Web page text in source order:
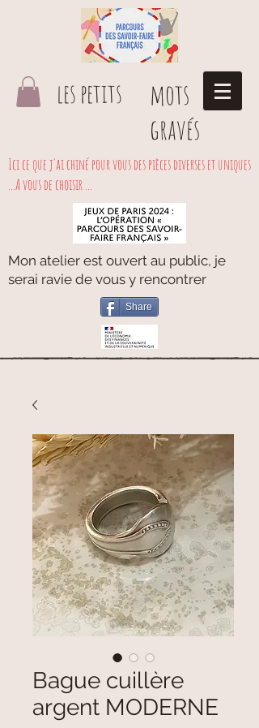
les petits
mots
gravés
Ici ce que j'ai chiné pour vous des pièces diverses et uniques
...A vous de choisir ...
Mon atelier est ouvert au public, je
serai ravie de vous y rencontrer
Share
Bague cuillère
argent MODERNE